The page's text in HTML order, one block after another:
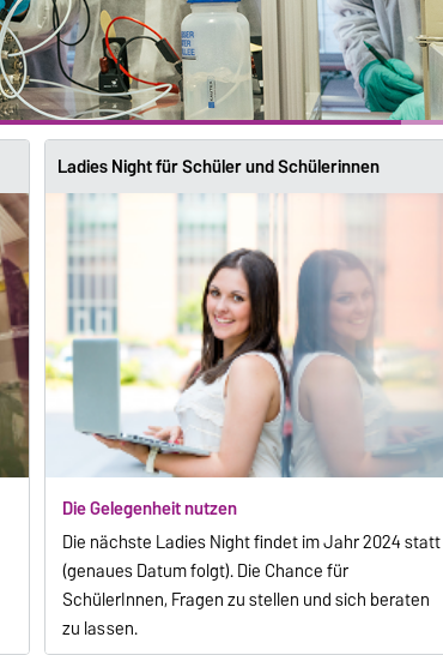
Ladies Night für Schüler und Schülerinnen
Die Gelegenheit nutzen
Die nächste Ladies Night findet im Jahr 2024 statt
(genaues Datum folgt). Die Chance für
SchülerInnen, Fragen zu stellen und sich beraten
zu lassen.